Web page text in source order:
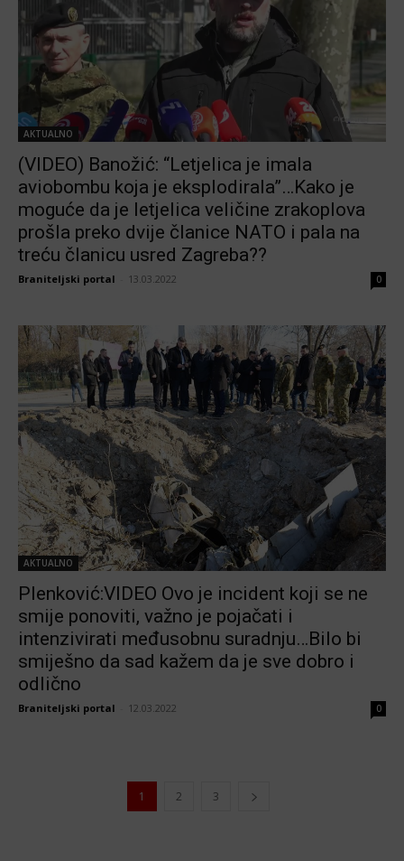
AKTUALNO
(VIDEO) Banožić: “Letjelica je imala
aviobombu koja je eksplodirala”…Kako je
moguće da je letjelica veličine zrakoplova
prošla preko dvije članice NATO i pala na
treću članicu usred Zagreba??
Braniteljski portal 13.03.2022 0
AKTUALNO
Plenković:VIDEO Ovo je incident koji se ne
smije ponoviti, važno je pojačati i
intenzivirati međusobnu suradnju…Bilo bi
smiješno da sad kažem da je sve dobro i
odlično
Braniteljski portal 12.03.2022 0
1 2 3